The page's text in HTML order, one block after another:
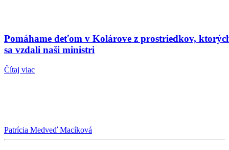
Pomáhame deťom v Kolárove z prostriedkov,
sa vzdali naši ministri
Čítaj viac
Patrícia Medveď Macíková